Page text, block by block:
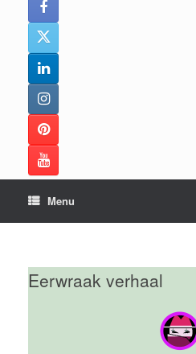
Menu
Eerwraak verhaal